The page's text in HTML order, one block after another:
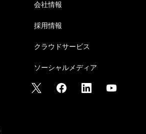
会社情報
採用情報
クラウドサービス
ソーシャルメディア